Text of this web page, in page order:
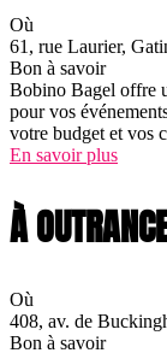
Où
61, rue Laurier,
Bon à savoir
Bobino Bagel offre
pour vos
votre budget et vos
En savoir plus
À
Où
408, av. de
Bon à savoir